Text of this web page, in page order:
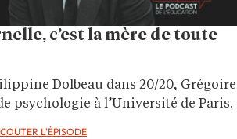
c’est la mère de toute
Dolbeau dans 20/20, Grégoire
psychologie à l’Université de Paris.
L'ÉPISODE